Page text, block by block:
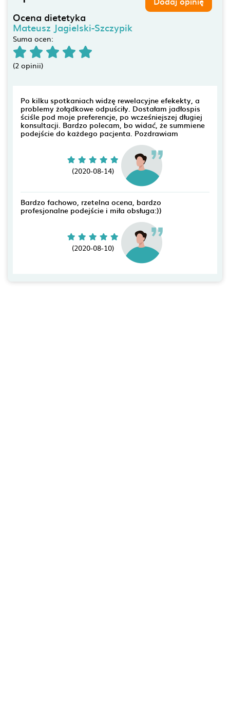
Ocena dietetyka
Mateusz Jagielski-Szczypik
Suma ocen:
(2 opinii)
Po kilku spotkaniach widzę rewelacyjne efekekty, a
problemy żołądkowe odpuściły. Dostałam jadłospis
ściśle pod moje preferencje, po wcześniejszej długiej
konsultacji. Bardzo polecam, bo widać, że summiene
podejście do każdego pacjenta. Pozdrawiam
(2020-08-14)
Bardzo fachowo, rzetelna ocena, bardzo
profesjonalne podejście i miła obsługa:))
(2020-08-10)